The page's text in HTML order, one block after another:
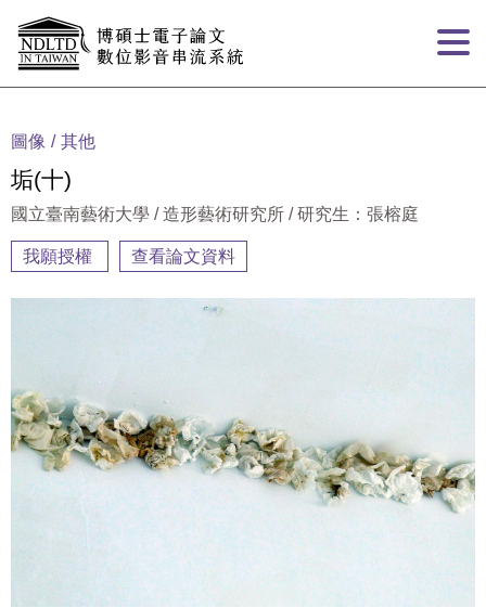
圖像 其他
垢(十)
國立臺南藝術大學 / 造形藝術研究所 / 研究生：張榕庭
我願授權 查看論文資料